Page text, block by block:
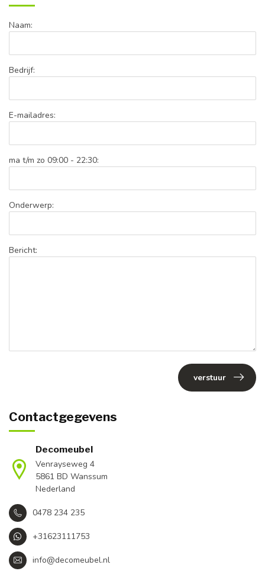
Naam:
Bedrijf:
E-mailadres:
ma t/m zo 09:00 - 22:30:
Onderwerp:
Bericht:
verstuur
Contactgegevens
0478 234 235
+31623111753
info@decomeubel.nl
Decomeubel
Venrayseweg 4
5861 BD Wanssum
Nederland